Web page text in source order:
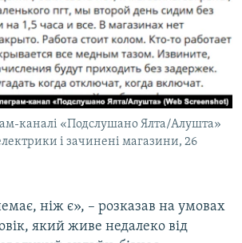
каналі «Подслушано Ялта/Алушта»
і зачинені магазини, 26
ніж є», – розказав на умовах
який живе недалеко від